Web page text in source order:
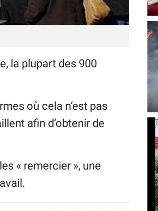
la plupart des 900
où cela n’est pas
afin d’obtenir de
« remercier », une